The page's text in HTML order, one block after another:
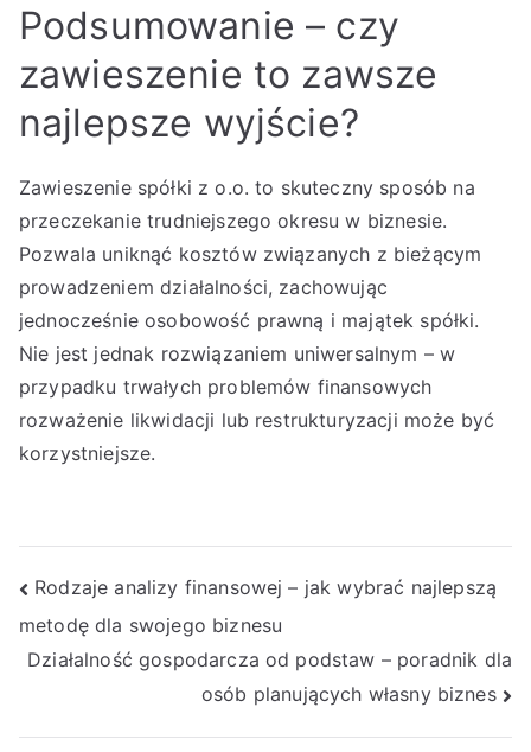
Podsumowanie – czy
zawieszenie to zawsze
najlepsze wyjście?
Zawieszenie spółki z o.o. to skuteczny sposób na
przeczekanie trudniejszego okresu w biznesie.
Pozwala uniknąć kosztów związanych z bieżącym
prowadzeniem działalności, zachowując
jednocześnie osobowość prawną i majątek spółki.
Nie jest jednak rozwiązaniem uniwersalnym – w
przypadku trwałych problemów finansowych
rozważenie likwidacji lub restrukturyzacji może być
korzystniejsze.
Nawigacja
wpisu
Rodzaje analizy finansowej – jak wybrać najlepszą
metodę dla swojego biznesu
Działalność gospodarcza od podstaw – poradnik dla
osób planujących własny biznes